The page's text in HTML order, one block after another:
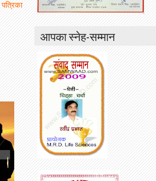
आपका स्नेह-सम्मान